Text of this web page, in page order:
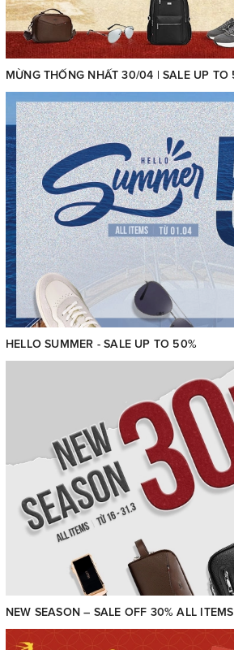
HELLO SUMMER - SALE UP TO 50%
NEW SEASON – SALE OFF 30% ALL ITEMS